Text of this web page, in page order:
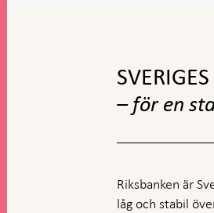
– för en
Riksbanken är
låg och stabil